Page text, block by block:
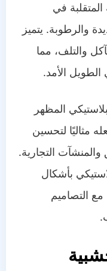
في
والرطوبة. يتميز
والتلف، مما
الطويل الأمد.
المظهر
مثاليًا لتحسين
التجارية.
بأشكال
مع التصاميم